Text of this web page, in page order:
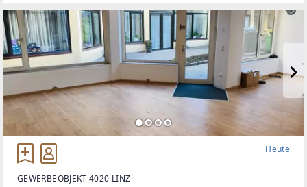
Heute
GEWERBEOBJEKT 4020 LINZ